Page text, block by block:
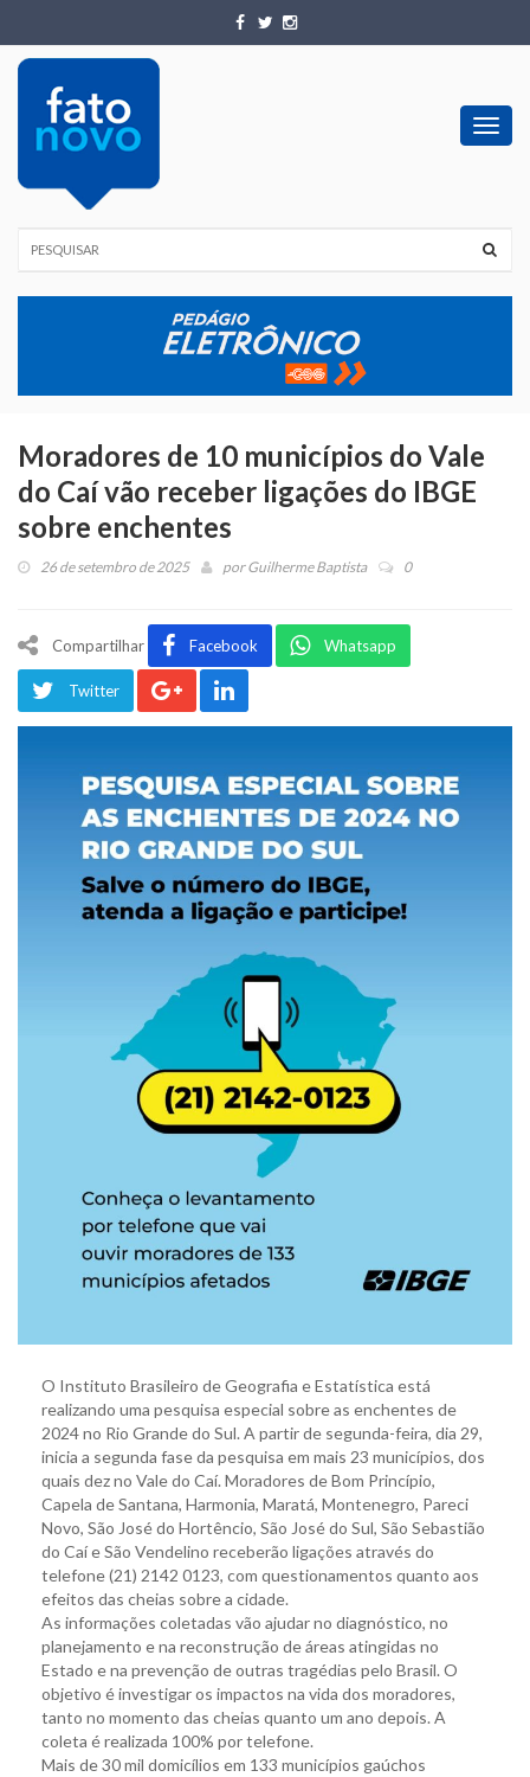
Moradores de 10 municípios do Vale
do Caí vão receber ligações do IBGE
sobre enchentes
26 de setembro de 2025 porGuilherme Baptista 0
Compartilhar Facebook Whatsapp
Twitter
O Instituto Brasileiro de Geografia e Estatística está
realizando uma pesquisa especial sobre as enchentes de
2024 no Rio Grande do Sul. A partir de segunda-feira, dia 29,
inicia a segunda fase da pesquisa em mais 23 municípios, dos
quais dez no Vale do Caí. Moradores de Bom Princípio,
Capela de Santana, Harmonia, Maratá, Montenegro, Pareci
Novo, São José do Hortêncio, São José do Sul, São Sebastião
do Caí e São Vendelino receberão ligações através do
telefone (21) 2142 0123, com questionamentos quanto aos
efeitos das cheias sobre a cidade.
As informações coletadas vão ajudar no diagnóstico, no
planejamento e na reconstrução de áreas atingidas no
Estado e na prevenção de outras tragédias pelo Brasil. O
objetivo é investigar os impactos na vida dos moradores,
tanto no momento das cheias quanto um ano depois. A
coleta é realizada 100% por telefone.
Mais de 30 mil domicílios em 133 municípios gaúchos